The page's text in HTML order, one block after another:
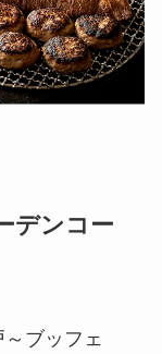
デンコー
ブッフェ